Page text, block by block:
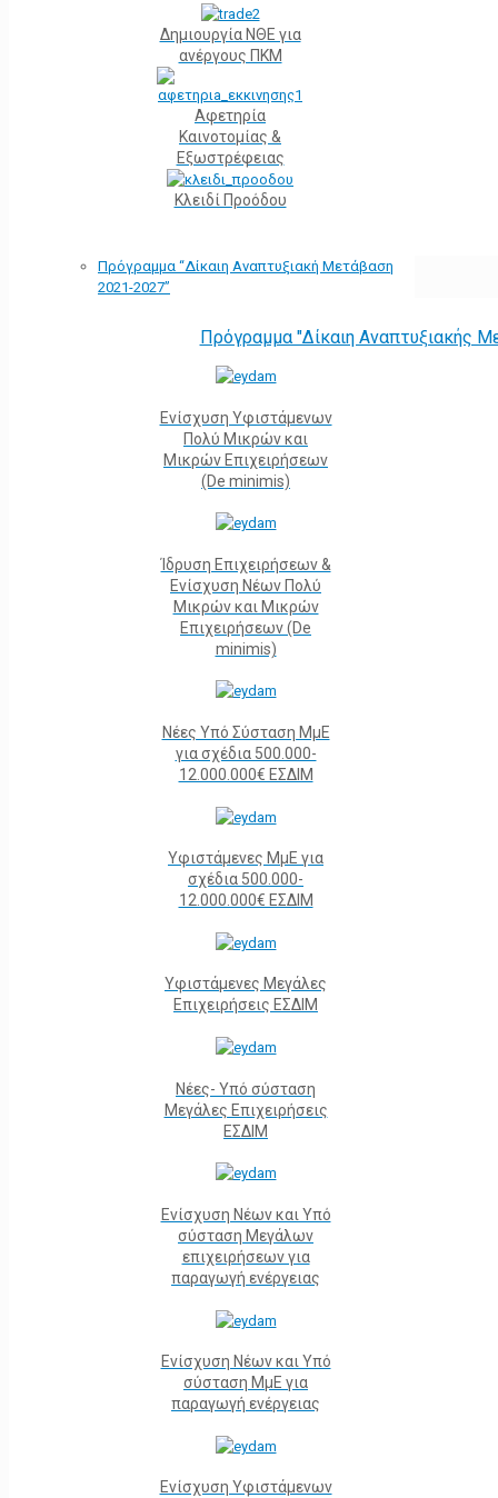
Δημιουργία ΝΘΕ για
ανέργους ΠΚΜ
Αφετηρία
Kαινοτομίας &
Εξωστρέφειας
Κλειδί Προόδου
Πρόγραμμα “Δίκαιη Αναπτυξιακή Μετάβαση
2021-2027”
Πρόγραμμα "Δίκαιη Αναπτυξιακής
Ενίσχυση Υφιστάμενων
Πολύ Μικρών και
Μικρών Επιχειρήσεων
(De minimis)
Ίδρυση Επιχειρήσεων &
Ενίσχυση Νέων Πολύ
Μικρών και Μικρών
Επιχειρήσεων (De
minimis)
Νέες Υπό Σύσταση ΜμΕ
για σχέδια 500.000-
12.000.000€ ΕΣΔΙΜ
Υφιστάμενες ΜμΕ για
σχέδια 500.000-
12.000.000€ ΕΣΔΙΜ
Υφιστάμενες Μεγάλες
Επιχειρήσεις ΕΣΔΙΜ
Νέες- Υπό σύσταση
Μεγάλες Επιχειρήσεις
ΕΣΔΙΜ
Ενίσχυση Νέων και Υπό
σύσταση Μεγάλων
επιχειρήσεων για
παραγωγή ενέργειας
Ενίσχυση Νέων και Υπό
σύσταση ΜμΕ για
παραγωγή ενέργειας
Ενίσχυση Υφιστάμενων